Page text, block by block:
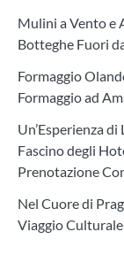
Mulini a Vento e
Botteghe Fuori
Formaggio
Formaggio ad
Un’Esperienza
Fascino degli
Prenotazione
Nel Cuore di
Viaggio Culturale